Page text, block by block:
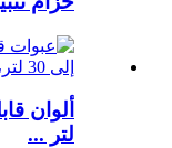
لتر ...